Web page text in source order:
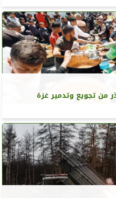
من تجويع وتدمير غزة